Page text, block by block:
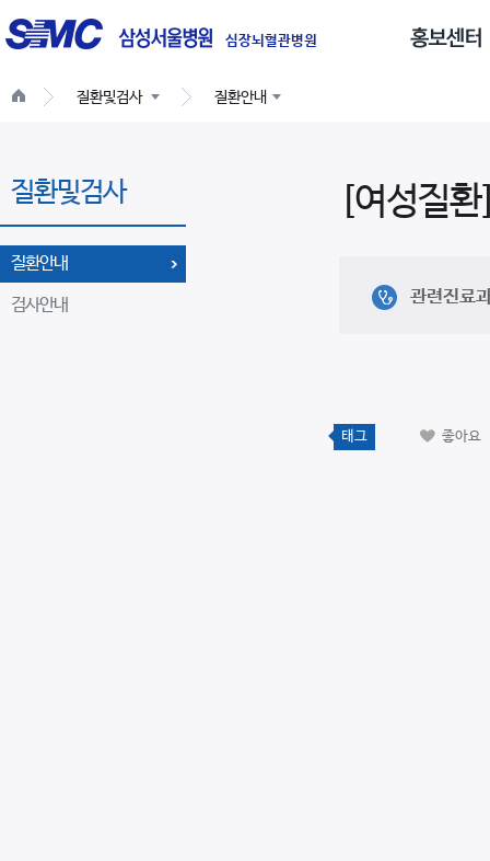
심장뇌혈관병원
글
로
네
이
션
질환및검사 질환안내
질환및검사
질환안내
검사안내
[여성질
관련진료
태그 좋아요